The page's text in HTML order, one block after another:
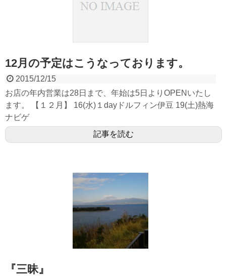
12月の予定はこうなっております。
2015/12/15
お店の年内営業は28日まで、年始は5日よりOPENいたし
ます。 【１２月】 16(水)１dayドルフィン伊豆 19(土)熱海
ナビゲ
記事を読む
『三昧』